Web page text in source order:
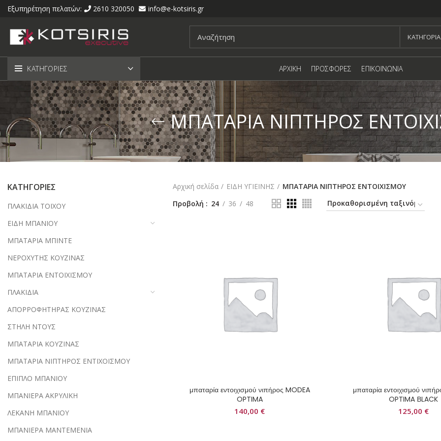
Εξυπηρέτηση πελατών: 2610 320050 info@e-kotsiris.gr
KΑΤΗΓΟΡΙΑ
ΚΑΤΗΓΟΡΙΕΣ ΑΡΧΙΚΗ ΠΡΟΣΦΟΡΕΣ ΕΠΙΚΟΙΝΩΝΙΑ
ΜΠΑΤΑΡΙΑ ΝΙΠΤΗΡΟΣ
ΚΑΤΗΓΟΡΙΕΣ
ΠΛΑΚΙΔΙΑ ΤΟΙΧΟΥ
ΕΙΔΗ ΜΠΑΝΙΟΥ
ΜΠΑΤΑΡΙΑ ΜΠΙΝΤΕ
ΝΕΡΟΧΥΤΗΣ ΚΟΥΖΙΝΑΣ
ΜΠΑΤΑΡΙΑ ΕΝΤΟΙΧΙΣΜΟΥ
ΠΛΑΚΙΔΙΑ
ΑΠΟΡΡΟΦΗΤΗΡΑΣ ΚΟΥΖΙΝΑΣ
ΣΤΗΛΗ ΝΤΟΥΣ
ΜΠΑΤΑΡΙΑ ΚΟΥΖΙΝΑΣ
ΜΠΑΤΑΡΙΑ ΝΙΠΤΗΡΟΣ ΕΝΤΙΧΟΙΣΜΟΥ
ΕΠΙΠΛΟ ΜΠΑΝΙΟΥ
ΜΠΑΝΙΕΡΑ ΑΚΡΥΛΙΚΗ
ΛΕΚΑΝΗ ΜΠΑΝΙΟΥ
ΜΠΑΝΙΕΡΑ ΜΑΝΤΕΜΕΝΙΑ
Αρχική σελίδα ΕΙΔΗ ΥΓΙΕΙΝΗΣ
ΜΠΑΤΑΡΙΑ ΝΙΠΤΗΡΟΣ ΕΝΤΟΙΧΙΣΜΟΥ
Προβολή
24 36 48
μπαταρία εντοιχισμού νιπήρος MODEA
OPTIMA
140,00 €
μπαταρία εντοιχισμού
OPTIMA ΒLACK
125,00 €